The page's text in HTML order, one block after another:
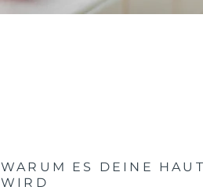
WARUM ES DEINE
WIRD